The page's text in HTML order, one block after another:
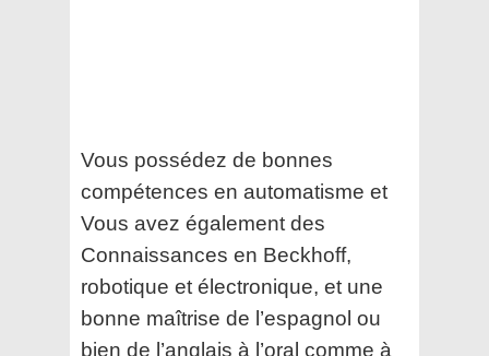
Vous possédez de bonnes
compétences en automatisme et
Vous avez également des
Connaissances en Beckhoff,
robotique et électronique, et une
bonne maîtrise de l’espagnol ou
bien de l’anglais à l’oral comme à